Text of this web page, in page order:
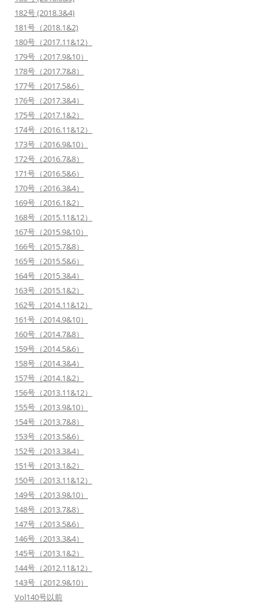
182号 (2018.3&4)
181号（2018.1&2)
180号（2017.11&12）
179号（2017.9&10）
178号（2017.7&8）
177号（2017.5&6）
176号（2017.3&4）
175号（2017.1&2）
174号（2016.11&12）
173号（2016.9&10）
172号（2016.7&8）
171号（2016.5&6）
170号（2016.3&4）
169号（2016.1&2）
168号（2015.11&12）
167号（2015.9&10）
166号（2015.7&8）
165号（2015.5&6）
164号（2015.3&4）
163号（2015.1&2）
162号（2014.11&12）
161号（2014.9&10）
160号（2014.7&8）
159号（2014.5&6）
158号（2014.3&4）
157号（2014.1&2）
156号（2013.11&12）
155号（2013.9&10）
154号（2013.7&8）
153号（2013.5&6）
152号（2013.3&4）
151号（2013.1&2）
150号（2013.11&12）
149号（2013.9&10）
148号（2013.7&8）
147号（2013.5&6）
146号（2013.3&4）
145号（2013.1&2）
144号（2012.11&12）
143号（2012.9&10）
Vol140号以前